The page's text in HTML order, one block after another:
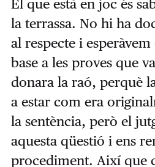
El que està en joc és
la terrassa. No hi ha
al respecte i
base a les proves que
donara la raó, perquè
a estar com era
la sentència, però el
aquesta qüestió i ens
procediment. Així que